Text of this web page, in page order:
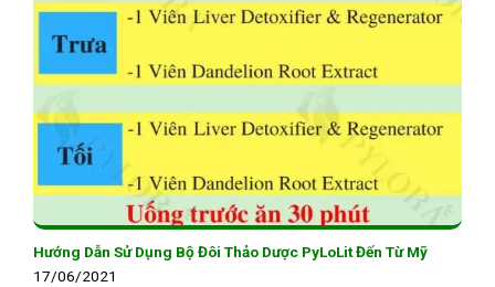
Hướng Dẫn Sử Dụng Bộ Đôi Thảo Dược PyLoLit Đến Từ Mỹ
17/06/2021